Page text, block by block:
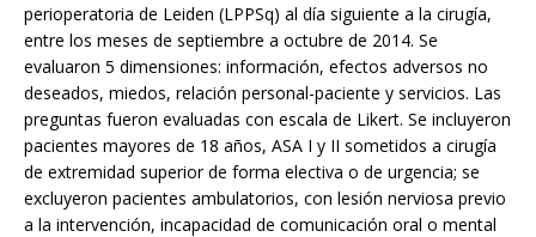
perioperatoria de Leiden (LPPSq) al día siguiente a la cirugía,
entre los meses de septiembre a octubre de 2014. Se
evaluaron 5 dimensiones: información, efectos adversos no
deseados, miedos, relación personal-paciente y servicios. Las
preguntas fueron evaluadas con escala de Likert. Se incluyeron
pacientes mayores de 18 años, ASA I y II sometidos a cirugía
de extremidad superior de forma electiva o de urgencia; se
excluyeron pacientes ambulatorios, con lesión nerviosa previo
a la intervención, incapacidad de comunicación oral o mental